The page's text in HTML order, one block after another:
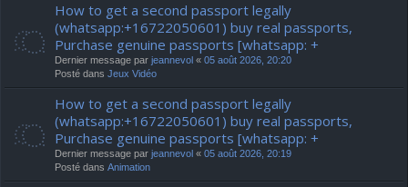
How to get a second passport legally
(whatsapp:+16722050601) buy real passports,
Purchase genuine passports [whatsapp: +
Dernier message par jeannevol « 05 août 2026, 20:20
Posté dans Jeux Vidéo
How to get a second passport legally
(whatsapp:+16722050601) buy real passports,
Purchase genuine passports [whatsapp: +
Dernier message par jeannevol « 05 août 2026, 20:19
Posté dans Animation